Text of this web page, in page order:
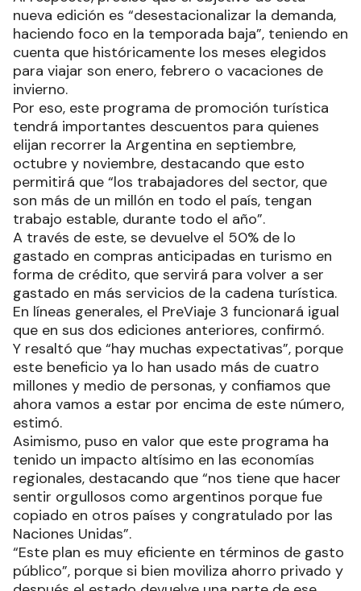
nueva edición es “desestacionalizar la demanda,
haciendo foco en la temporada baja”, teniendo en
cuenta que históricamente los meses elegidos
para viajar son enero, febrero o vacaciones de
invierno.
Por eso, este programa de promoción turística
tendrá importantes descuentos para quienes
elijan recorrer la Argentina en septiembre,
octubre y noviembre, destacando que esto
permitirá que “los trabajadores del sector, que
son más de un millón en todo el país, tengan
trabajo estable, durante todo el año”.
A través de este, se devuelve el 50% de lo
gastado en compras anticipadas en turismo en
forma de crédito, que servirá para volver a ser
gastado en más servicios de la cadena turística.
En líneas generales, el PreViaje 3 funcionará igual
que en sus dos ediciones anteriores, confirmó.
Y resaltó que “hay muchas expectativas”, porque
este beneficio ya lo han usado más de cuatro
millones y medio de personas, y confiamos que
ahora vamos a estar por encima de este número,
estimó.
Asimismo, puso en valor que este programa ha
tenido un impacto altísimo en las economías
regionales, destacando que “nos tiene que hacer
sentir orgullosos como argentinos porque fue
copiado en otros países y congratulado por las
Naciones Unidas”.
“Este plan es muy eficiente en términos de gasto
público”, porque si bien moviliza ahorro privado y